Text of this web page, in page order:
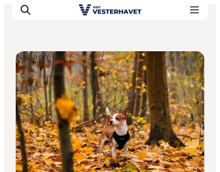
Det sker
Oplevelser
Vores Byer
Mad & Overnatning
Køb billet
Planlæg din ferie
Naturområder